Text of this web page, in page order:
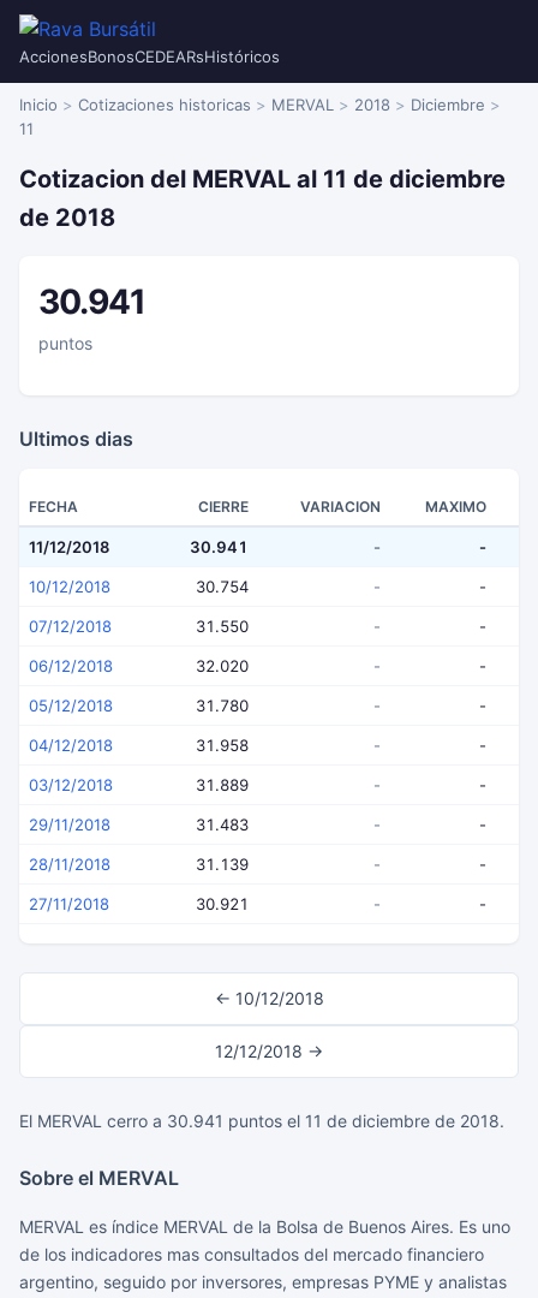
AccionesBonosCEDEARsHistóricos
Inicio Cotizaciones historicas MERVAL 2018
Diciembre
11
Cotizacion del MERVAL al 11 de diciembre
de 2018
30.941
puntos
Ultimos dias
FECHA CIERRE VARIACION MAXIMO
11/12/2018 30.941 - -
10/12/2018 30.754 - -
07/12/2018 31.550 - -
06/12/2018 32.020 - -
05/12/2018 31.780 - -
04/12/2018 31.958 - -
03/12/2018 31.889 - -
29/11/2018 31.483 - -
28/11/2018 31.139 - -
27/11/2018 30.921 - -
← 10/12/2018
12/12/2018 →
El MERVAL cerro a 30.941 puntos el 11 de diciembre de 2018.
Sobre el MERVAL
MERVAL es índice MERVAL de la Bolsa de Buenos Aires. Es uno
de los indicadores mas consultados del mercado financiero
argentino, seguido por inversores, empresas PYME y analistas